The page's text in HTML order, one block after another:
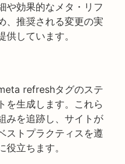
や効果的なメタ・リフ
、推奨される変更の実
しています。
refreshタグのステ
を生成します。これら
みを追跡し、サイトが
ストプラクティスを遵
立ちます。